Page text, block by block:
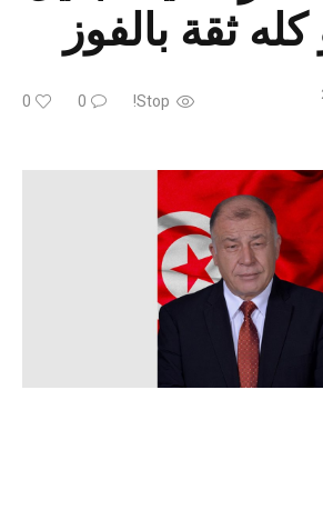
ثقة بالفوز
Stop!
0
0